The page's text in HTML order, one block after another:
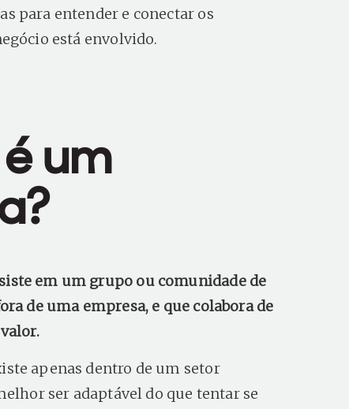
para entender e conectar os
está envolvido.
um
em um grupo ou comunidade de
de uma empresa, e que colabora de
apenas dentro de um setor
ser adaptável do que tentar se